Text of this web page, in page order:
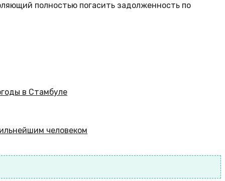
полностью погасить задолженность по